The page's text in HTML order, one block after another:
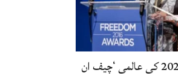
نگہت داد سال 2026 کی عالمی ‘چیف ان